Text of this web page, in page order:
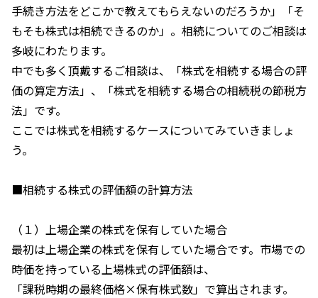
手続き方法をどこかで教えてもらえないのだろうか」「そ
もそも株式は相続できるのか」。相続についてのご相談は
多岐にわたります。
中でも多く頂戴するご相談は、「株式を相続する場合の評
価の算定方法」、「株式を相続する場合の相続税の節税方
法」です。
ここでは株式を相続するケースについてみていきましょ
う。
■相続する株式の評価額の計算方法
（１）上場企業の株式を保有していた場合
最初は上場企業の株式を保有していた場合です。市場での
時価を持っている上場株式の評価額は、
「課税時期の最終価格×保有株式数」で算出されます。